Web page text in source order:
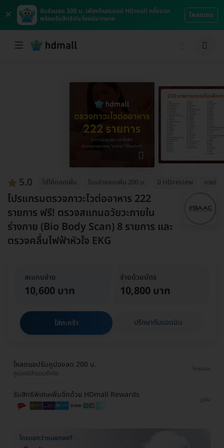
×
รับส่วนลด 200 บ. เพียงโหลดแอป HDmall ครั้งแรก
พร้อมรับสิทธิประโยชน์มากมาย
โหลดเลย
5.0 ใส่โค้ดลดเพิ่ม โอนจ่ายลดเพิ่ม 200 บ. มี HDreview ขายดีม
โปรแกรมตรวจภาวะไวต่ออาหาร 222
รายการ ฟรี! ตรวจสแกนอวัยวะภายใน
ร่างกาย (Bio Body Scan) 8 รายการ และ
ตรวจคลื่นไฟฟ้าหัวใจ EKG
จ่ายด้วยบัตร
10,800 บาท
สเแกนจ่าย
10,600 บาท
ใส่ตะกร้า ปรึกษากับแอดมิน
โหลดแอปรับคูปองลด 200 บ.
คูปองมีจำนวนจำกัด
โหลดเลย
รับสิทธิพิเศษเพิ่มอีกด้วย HDmall Rewards
ดูเพิ่ม